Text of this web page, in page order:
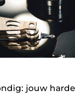
jouw